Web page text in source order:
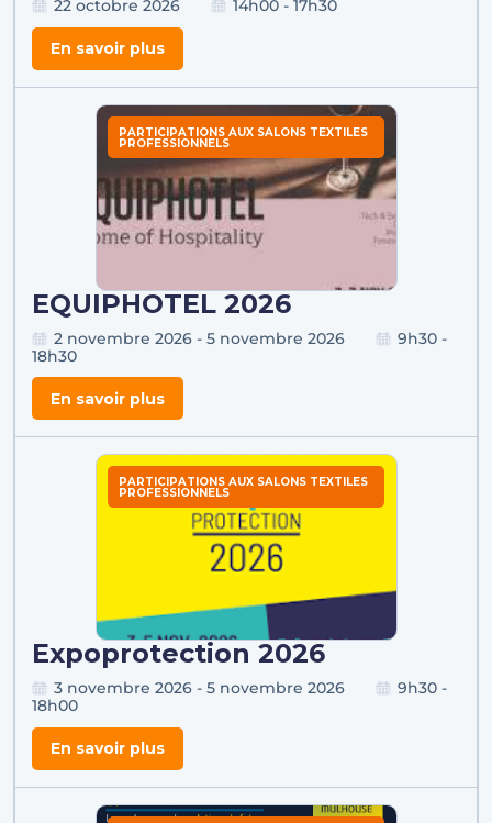
22 octobre 2026 14h00 - 17h30
En savoir plus
PARTICIPATIONS AUX SALONS TEXTILES
PROFESSIONNELS
EQUIPHOTEL 2026
2 novembre 2026 - 5 novembre 2026
9h30 -
18h30
En savoir plus
PARTICIPATIONS AUX SALONS TEXTILES
PROFESSIONNELS
Expoprotection 2026
3 novembre 2026 - 5 novembre 2026
9h30 -
18h00
En savoir plus